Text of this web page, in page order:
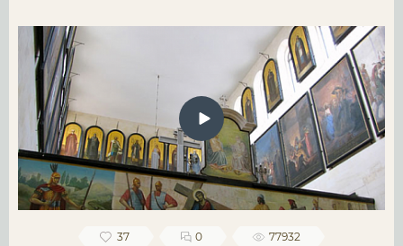
37 0 77932